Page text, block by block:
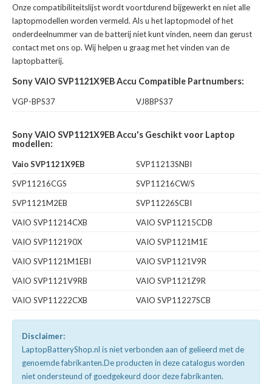
Onze compatibiliteitslijst wordt voortdurend bijgewerkt en niet alle
laptopmodellen worden vermeld. Als u het laptopmodel of het
onderdeelnummer van de batterij niet kunt vinden, neem dan gerust
contact met ons op. Wij helpen u graag met het vinden van de
laptopbatterij.
Sony VAIO SVP1121X9EB Accu Compatible Partnumbers:
VGP-BPS37 VJ8BPS37
Sony VAIO SVP1121X9EB Accu's Geschikt voor Laptop
modellen:
Vaio SVP1121X9EB
SVP11213SNBI
SVP11216CGS
SVP11216CW/S
SVP1121M2EB
SVP11226SCBI
VAIO SVP11214CXB
VAIO SVP11215CDB
VAIO SVP112190X
VAIO SVP1121M1E
VAIO SVP1121M1EBI
VAIO SVP1121V9R
VAIO SVP1121V9RB
VAIO SVP1121Z9R
VAIO SVP11222CXB
VAIO SVP11227SCB
Disclaimer:
LaptopBatteryShop.nl is niet verbonden aan of gelieerd met de
genoemde fabrikanten.De producten in deze catalogus worden
niet ondersteund of goedgekeurd door deze fabrikanten.